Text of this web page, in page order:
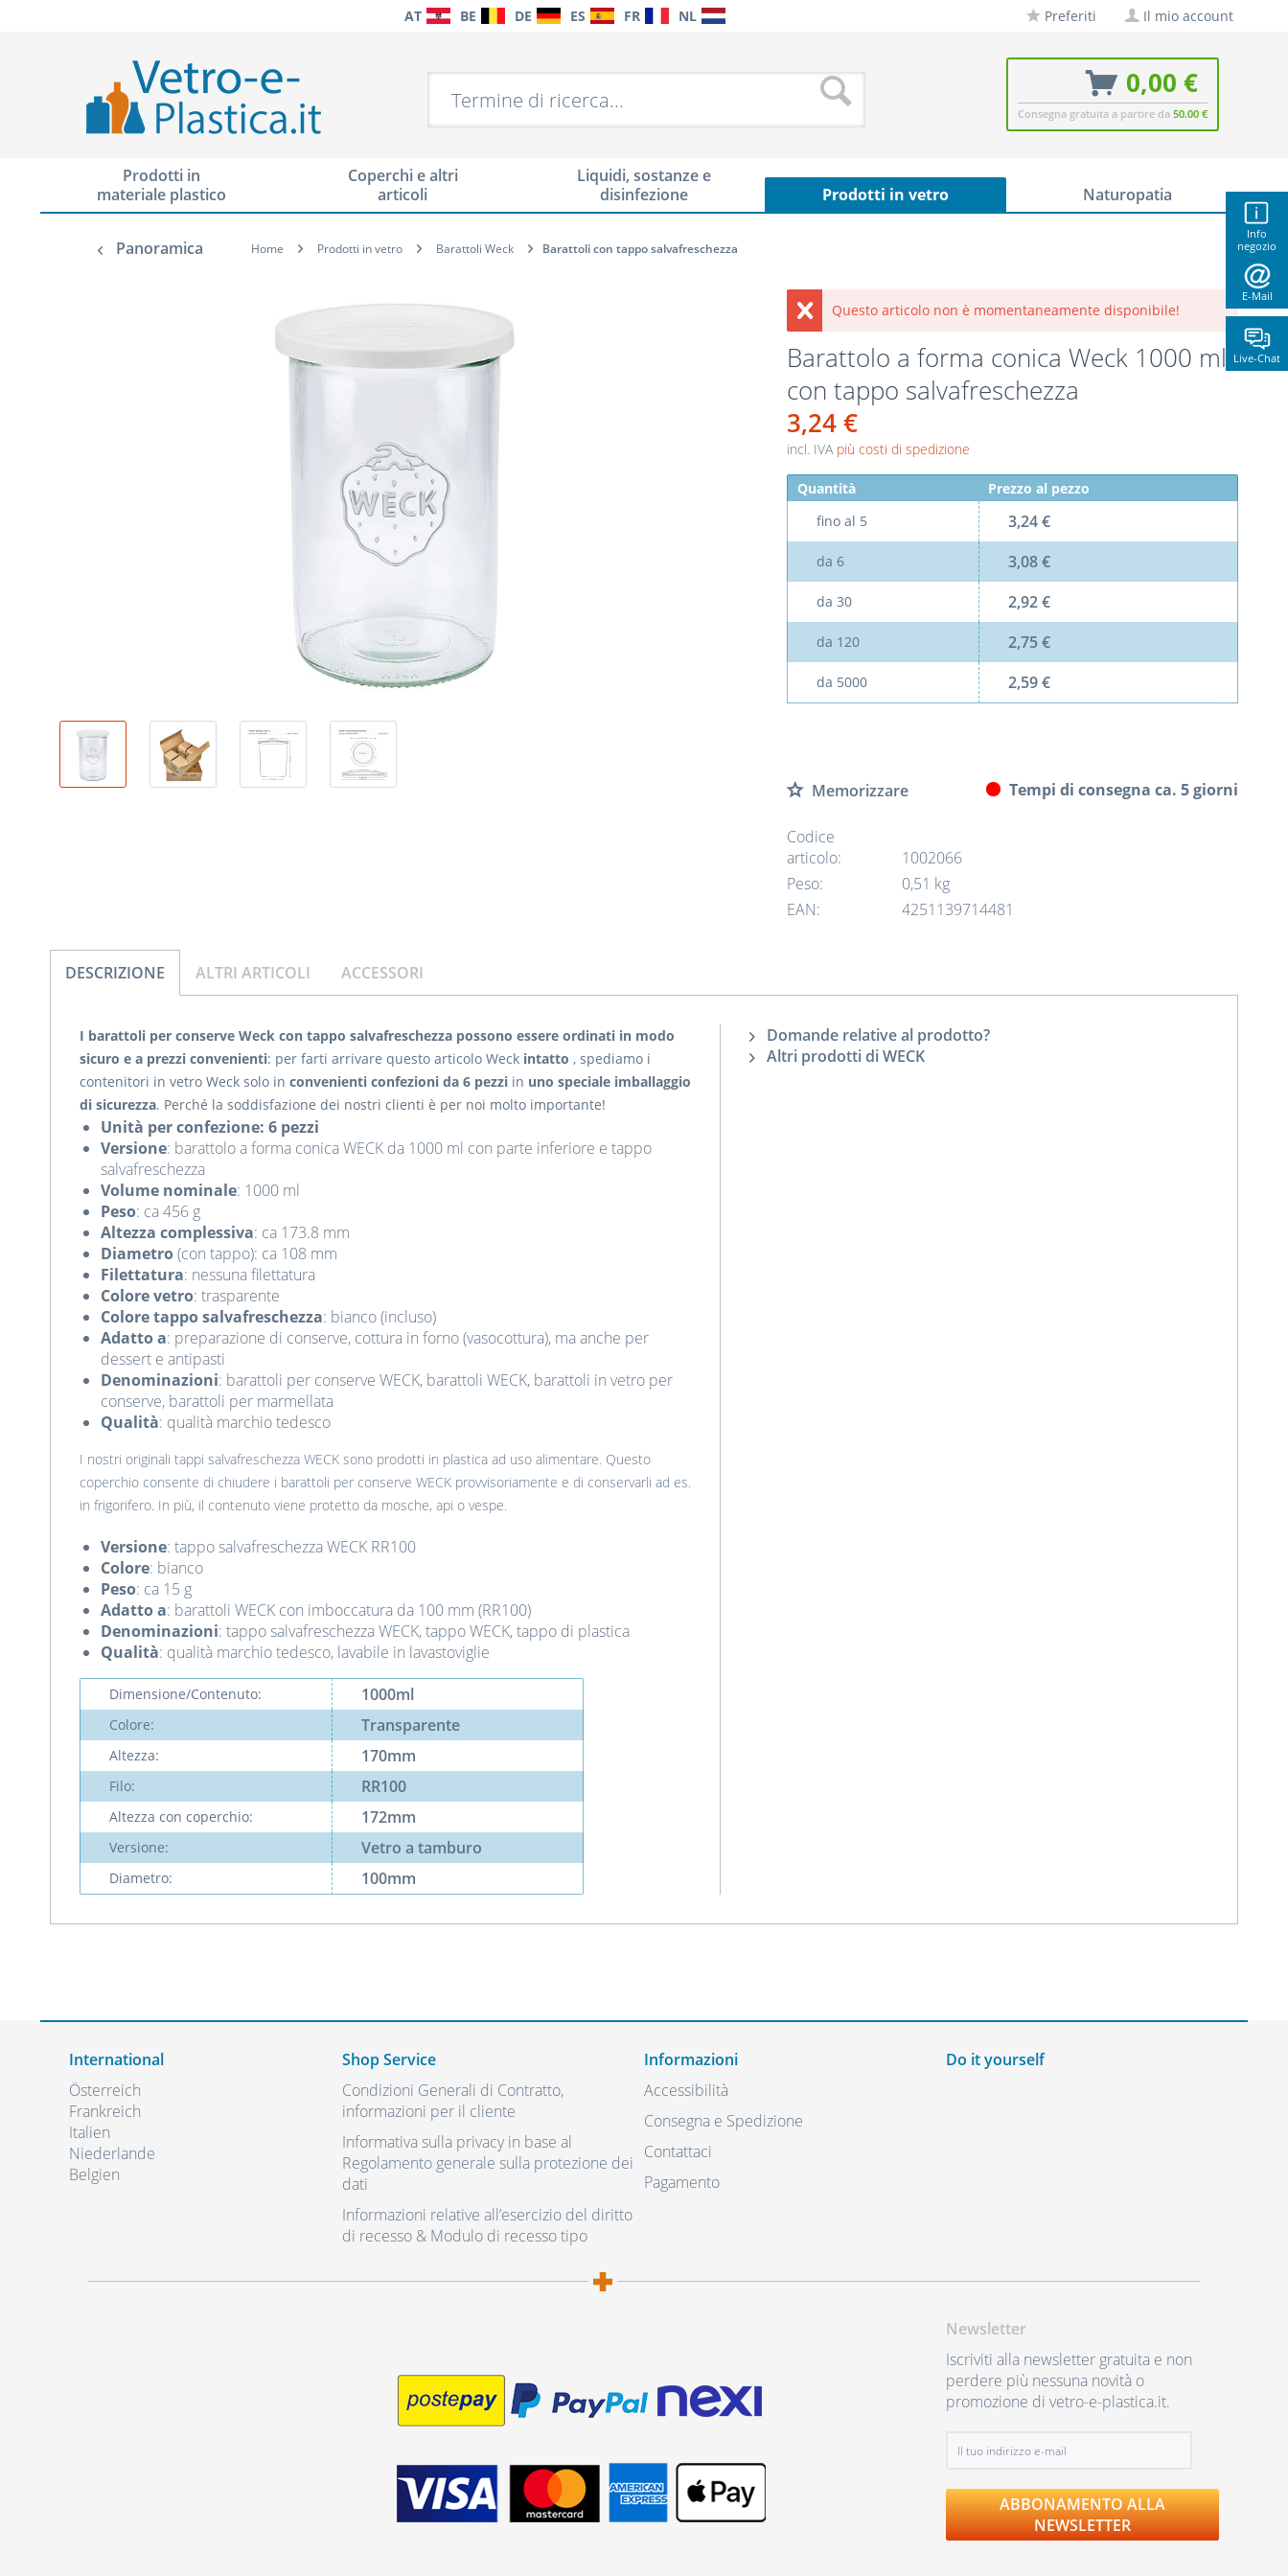
Info
negozio
E-Mail
Live-Chat
AT BE DE ES FR NL Preferiti Il mio account
0,00 €
Consegna gratuita a partire da 50.00 €
Prodotti in
materiale plastico
Coperchi e altri
articoli
Liquidi, sostanze e
disinfezione
Prodotti in vetro Naturopatia
Panoramica Home Prodotti in vetro Barattoli Weck Barattoli con tappo salvafreschezza
Questo articolo non è momentaneamente disponibile!
Barattolo a forma conica Weck 1000 ml
con tappo salvafreschezza
3,24 €
incl. IVA più costi di spedizione
Quantità
Prezzo al pezzo
fino al 5 3,24 €
da 6 3,08 €
da 30 2,92 €
da 120 2,75 €
da 5000 2,59 €
Memorizzare Tempi di consegna ca. 5 giorni
Codice
articolo:
1002066
Peso:
0,51 kg
EAN:
4251139714481
DESCRIZIONE ALTRI ARTICOLI ACCESSORI
I barattoli per conserve Weck con tappo salvafreschezza possono essere ordinati in modo
sicuro e a prezzi convenienti: per farti arrivare questo articolo Weck intatto , spediamo i
contenitori in vetro Weck solo in convenienti confezioni da 6 pezzi in uno speciale imballaggio
di sicurezza. Perché la soddisfazione dei nostri clienti è per noi molto importante!
Unità per confezione: 6 pezzi
Versione: barattolo a forma conica WECK da 1000 ml con parte inferiore e tappo
salvafreschezza
Volume nominale: 1000 ml
Peso: ca 456 g
Altezza complessiva: ca 173.8 mm
Diametro(con tappo): ca 108 mm
Filettatura: nessuna filettatura
Colore vetro: trasparente
Colore tappo salvafreschezza: bianco (incluso)
Adatto a: preparazione di conserve, cottura in forno (vasocottura), ma anche per
dessert e antipasti
Denominazioni: barattoli per conserve WECK, barattoli WECK, barattoli in vetro per
conserve, barattoli per marmellata
Qualità: qualità marchio tedesco
I nostri originali tappi salvafreschezza WECK sono prodotti in plastica ad uso alimentare. Questo
coperchio consente di chiudere i barattoli per conserve WECK provvisoriamente e di conservarli ad es.
in frigorifero. In più, il contenuto viene protetto da mosche, api o vespe.
Versione: tappo salvafreschezza WECK RR100
Colore: bianco
Peso: ca 15 g
Adatto a: barattoli WECK con imboccatura da 100 mm (RR100)
Denominazioni: tappo salvafreschezza WECK, tappo WECK, tappo di plastica
Qualità: qualità marchio tedesco, lavabile in lavastoviglie
Dimensione/Contenuto: 1000ml
Colore: Transparente
Altezza: 170mm
Filo: RR100
Altezza con coperchio: 172mm
Versione: Vetro a tamburo
Diametro: 100mm
Domande relative al prodotto?
Altri prodotti di WECK
International
Österreich
Frankreich
Italien
Niederlande
Belgien
Shop Service
Condizioni Generali di Contratto,
informazioni per il cliente
Informativa sulla privacy in base al
Regolamento generale sulla protezione dei
dati
Informazioni relative all’esercizio del diritto
di recesso & Modulo di recesso tipo
Informazioni
Accessibilità
Consegna e Spedizione
Contattaci
Pagamento
Do it yourself
Newsletter
Iscriviti alla newsletter gratuita e non
perdere più nessuna novità o
promozione di vetro-e-plastica.it.
ABBONAMENTO ALLA
NEWSLETTER